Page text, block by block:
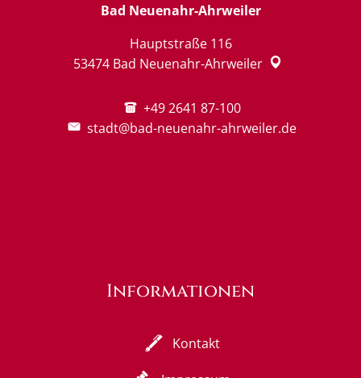
Bad Neuenahr-Ahrweiler
Hauptstraße 116
53474 Bad Neuenahr-Ahrweiler
+49 2641 87-100
stadt@bad-neuenahr-ahrweiler.de
Informationen
Kontakt